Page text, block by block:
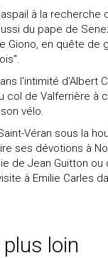
à la recherche
du pape de
Giono, en quête de
l'intimité d'Albert
col de Valferrière à
vélo.
Véran sous la
ses dévotions à
de Jean Guitton ou
à Emilie Carles
loin